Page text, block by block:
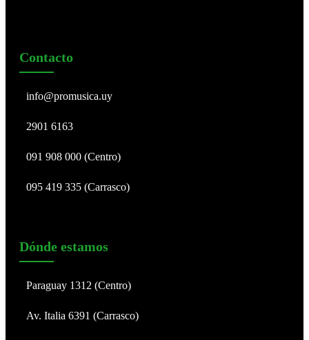
Contacto
info@promusica.uy
2901 6163
091 908 000 (Centro)
095 419 335 (Carrasco)
Dónde estamos
Paraguay 1312 (Centro)
Av. Italia 6391 (Carrasco)